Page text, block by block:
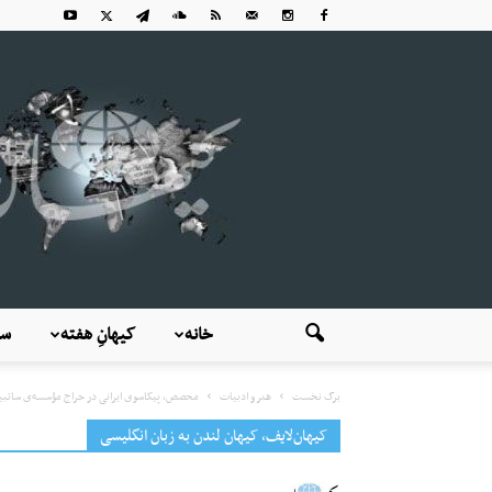
کیهانِ هفته خانه
برگ نخست هنر و ادبیات محصص، پیکاسوی ایرانی در حراج مؤسسه‌ی
کیهان‌لایف، کیهان لندن به زبان انگلیسی